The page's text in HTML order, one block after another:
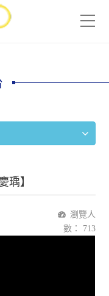
瑀】
瀏覽人
數： 713